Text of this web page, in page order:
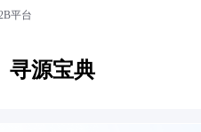
平台
寻源宝典